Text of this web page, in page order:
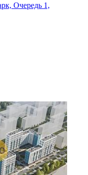
Очередь 1,